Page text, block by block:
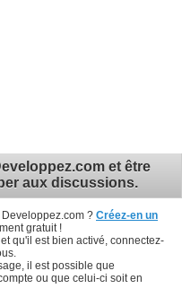
et être
aux discussions.
? Créez-en un
gratuit !
qu'il est bien activé, connectez-
il est possible que
ou que celui-ci soit en